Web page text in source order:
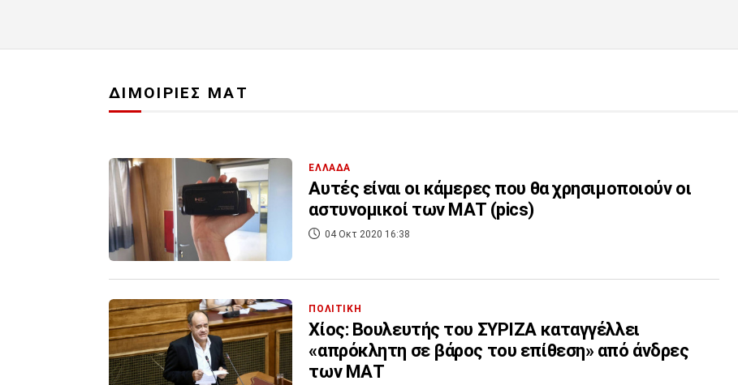
ΔΙΜΟΙΡΙΕΣ ΜΑΤ
ΕΛΛΑΔΑ
Αυτές είναι οι κάμερες που θα χρησιμοποιούν οι
αστυνομικοί των ΜΑΤ (pics)
04 Οκτ 2020 16:38
ΠΟΛΙΤΙΚΗ
Χίος: Βουλευτής του ΣΥΡΙΖΑ καταγγέλλει
«απρόκλητη σε βάρος του επίθεση» από άνδρες
των ΜΑΤ